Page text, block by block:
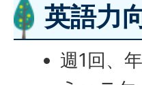
英語力
週1回、